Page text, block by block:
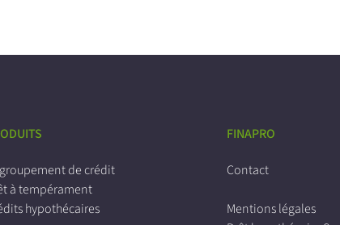
de crédit
à tempérament
hypothécaires
FINAPRO
Contact
Mentions légales